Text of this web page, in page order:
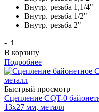
Внутр. резьба 1,1/4"
Внутр. резьба 1/2"
Внутр. резьба 2"
-
В корзину
Подробнее
Быстрый просмотр
Сцепление CQT-0
13х27 мм, металл